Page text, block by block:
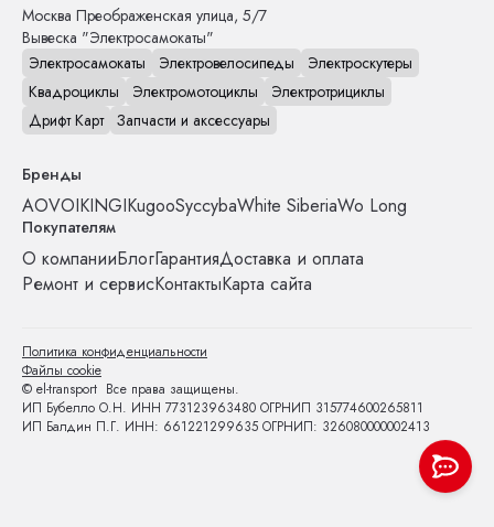
Москва Преображенская улица, 5/7
Вывеска "Электросамокаты"
Электросамокаты
Электровелосипеды
Электроскутеры
Квадроциклы
Электромотоциклы
Электротрициклы
Дрифт Карт Запчасти и аксессуары
Бренды
AOVOIKINGIKugooSyccybaWhite SiberiaWo Long
Покупателям
О компанииБлогГарантияДоставка и оплата
Ремонт и сервисКонтактыКарта сайта
© el-transport Все права защищены.
ИП Бубелло О.Н. ИНН 773123963480 ОГРНИП 315774600265811
ИП Балдин П.Г. ИНН: 661221299635 ОГРНИП: 326080000002413
Политика конфиденциальности
Файлы cookie